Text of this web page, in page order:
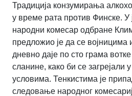
Традиција конзумирања
у време рата против Финске. У
народни комесар одбране
предложио је да се војницима
дневно даје по сто грама
сланине, како би се загрејали
условима. Тенкистима је
следовање народног